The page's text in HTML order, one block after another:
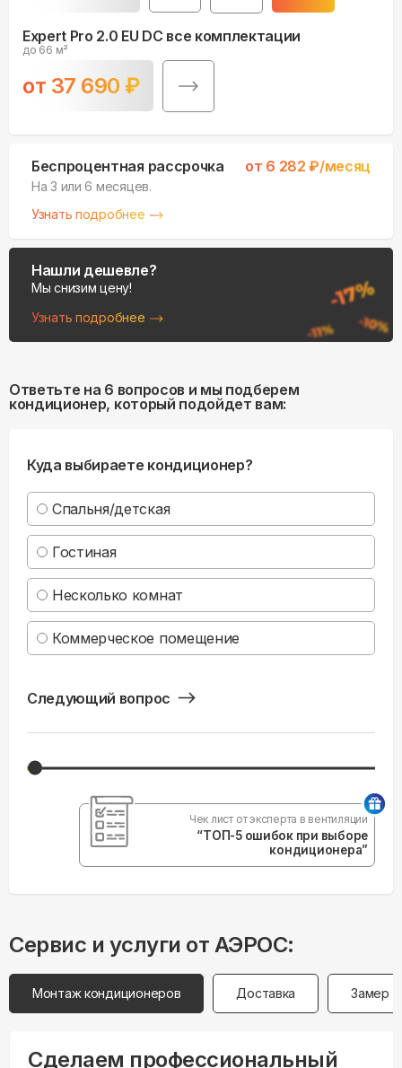
Expert Pro 2.0 EU DC все комплектации
до 66 м²
от 37 690 ₽
Беспроцентная рассрочка от 6 282 ₽/месяц
На 3 или 6 месяцев.
Узнать подробнее
Нашли дешевле?
Мы снизим цену!
Узнать подробнее
Ответьте на 6 вопросов и мы подберем
кондиционер, который подойдет вам:
Куда выбираете кондиционер?
Спальня/детская
Гостиная
Несколько комнат
Коммерческое помещение
Следующий вопрос
Чек лист от эксперта в вентиляции
“ТОП-5 ошибок при выборе
кондиционера”
Сервис и услуги от АЭРОС:
Монтаж кондиционеров Доставка Замер
Сделаем профессиональный